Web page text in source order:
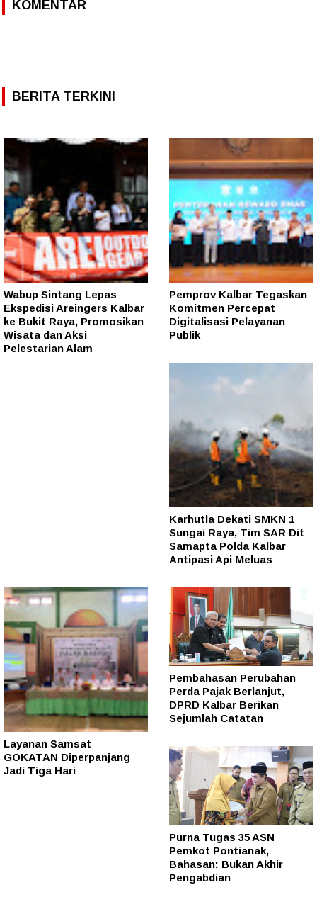
KOMENTAR
BERITA TERKINI
Wabup Sintang Lepas
Ekspedisi Areingers Kalbar
ke Bukit Raya, Promosikan
Wisata dan Aksi
Pelestarian Alam
Pemprov Kalbar Tegaskan
Komitmen Percepat
Digitalisasi Pelayanan
Publik
Karhutla Dekati SMKN 1
Sungai Raya, Tim SAR Dit
Samapta Polda Kalbar
Antipasi Api Meluas
Layanan Samsat
GOKATAN Diperpanjang
Jadi Tiga Hari
Pembahasan Perubahan
Perda Pajak Berlanjut,
DPRD Kalbar Berikan
Sejumlah Catatan
Purna Tugas 35 ASN
Pemkot Pontianak,
Bahasan: Bukan Akhir
Pengabdian